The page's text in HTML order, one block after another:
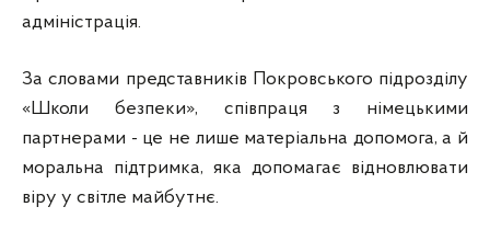
адміністрація.
За словами представників Покровського підрозділу
«Школи безпеки», співпраця з німецькими
партнерами - це не лише матеріальна допомога, а й
моральна підтримка, яка допомагає відновлювати
віру у світле майбутнє.